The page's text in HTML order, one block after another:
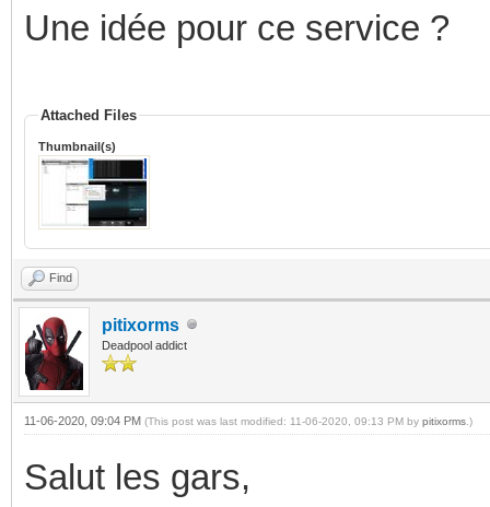
Une idée pour ce service ?
Attached Files
Thumbnail(s)
Find
pitixorms
Deadpool addict
11-06-2020, 09:04 PM (This post was last modified: 11-06-2020, 09:13 PM by pitixorms .)
Salut les gars,